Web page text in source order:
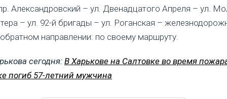
Александровский – ул. Двенадцатого Апреля – ул.
– ул. 92-й бригады – ул. Роганская –
направлении: по своему маршруту.
сегодня: В Харькове на Салтовке во время
погиб 57-летний мужчина